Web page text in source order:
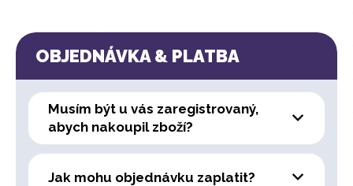
OBJEDNÁVKA & PLATBA
Musím být u vás zaregistrovaný,
abych nakoupil zboží?
Jak mohu objednávku zaplatit?